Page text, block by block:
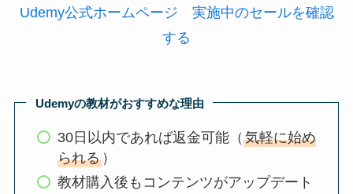
Udemy公式ホームページ 実施中のセールを確認
する
Udemyの教材がおすすめな理由
30日以内であれば返金可能（ 気軽に始め
られる）
教材購入後もコンテンツがアップデート